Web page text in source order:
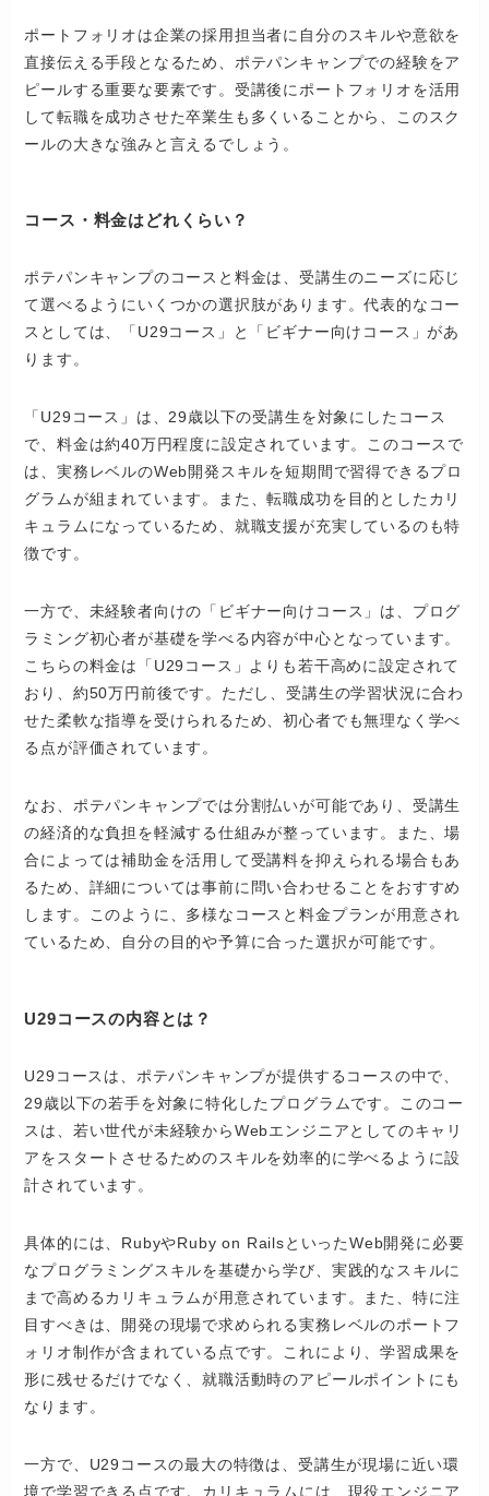
ポートフォリオは企業の採用担当者に自分のスキルや意欲を
直接伝える手段となるため、ポテパンキャンプでの経験をア
ピールする重要な要素です。受講後にポートフォリオを活用
して転職を成功させた卒業生も多くいることから、このスク
ールの大きな強みと言えるでしょう。
コース・料金はどれくらい？
ポテパンキャンプのコースと料金は、受講生のニーズに応じ
て選べるようにいくつかの選択肢があります。代表的なコー
スとしては、「U29コース」と「ビギナー向けコース」があ
ります。
「U29コース」は、29歳以下の受講生を対象にしたコース
で、料金は約40万円程度に設定されています。このコースで
は、実務レベルのWeb開発スキルを短期間で習得できるプロ
グラムが組まれています。また、転職成功を目的としたカリ
キュラムになっているため、就職支援が充実しているのも特
徴です。
一方で、未経験者向けの「ビギナー向けコース」は、プログ
ラミング初心者が基礎を学べる内容が中心となっています。
こちらの料金は「U29コース」よりも若干高めに設定されて
おり、約50万円前後です。ただし、受講生の学習状況に合わ
せた柔軟な指導を受けられるため、初心者でも無理なく学べ
る点が評価されています。
なお、ポテパンキャンプでは分割払いが可能であり、受講生
の経済的な負担を軽減する仕組みが整っています。また、場
合によっては補助金を活用して受講料を抑えられる場合もあ
るため、詳細については事前に問い合わせることをおすすめ
します。このように、多様なコースと料金プランが用意され
ているため、自分の目的や予算に合った選択が可能です。
U29コースの内容とは？
U29コースは、ポテパンキャンプが提供するコースの中で、
29歳以下の若手を対象に特化したプログラムです。このコー
スは、若い世代が未経験からWebエンジニアとしてのキャリ
アをスタートさせるためのスキルを効率的に学べるように設
計されています。
具体的には、RubyやRuby on RailsといったWeb開発に必要
なプログラミングスキルを基礎から学び、実践的なスキルに
まで高めるカリキュラムが用意されています。また、特に注
目すべきは、開発の現場で求められる実務レベルのポートフ
ォリオ制作が含まれている点です。これにより、学習成果を
形に残せるだけでなく、就職活動時のアピールポイントにも
なります。
一方で、U29コースの最大の特徴は、受講生が現場に近い環
境で学習できる点です。カリキュラムには、現役エンジニア